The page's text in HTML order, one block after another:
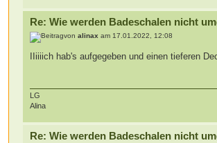
Re: Wie werden Badeschalen nicht
vonalinax am 17.01.2022, 12:08
IIiiiich hab's aufgegeben und einen tieferen
LG
Alina
Re: Wie werden Badeschalen nicht